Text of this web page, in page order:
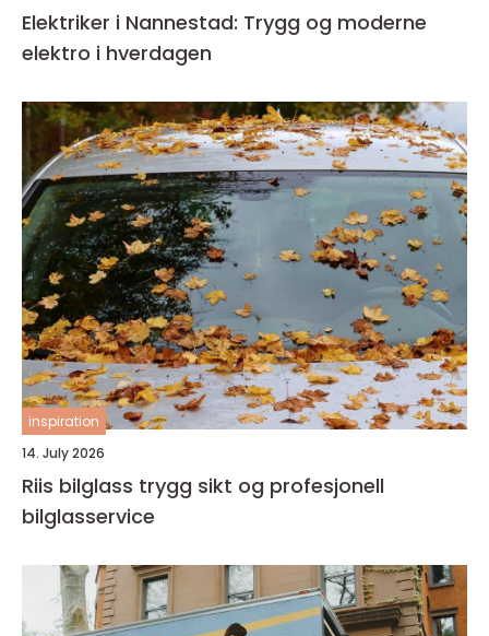
Elektriker i Nannestad: Trygg og moderne
elektro i hverdagen
inspiration
14. July 2026
Riis bilglass trygg sikt og profesjonell
bilglasservice